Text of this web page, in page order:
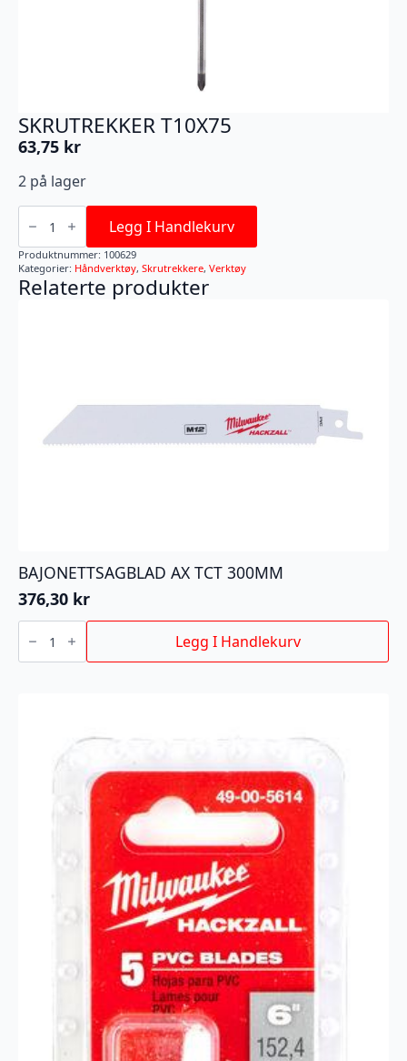
SKRUTREKKER T10X75
63,75 kr
2 på lager
SKRUTREKKER
T10X75 Legg I Handlekurv
Produktnummer: 100629
Kategorier: Håndverktøy, Skrutrekkere, Verktøy
Relaterte produkter
BAJONETTSAGBLAD AX TCT 300MM
376,30 kr
BAJONETTSAGBLAD
AX
300MM
Legg I Handlekurv